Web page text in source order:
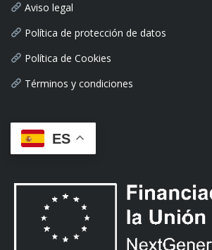
Aviso legal
Política de protección de datos
Política de Cookies
Términos y condiciones
ES